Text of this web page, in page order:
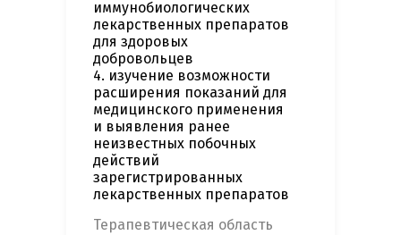
иммунобиологических
лекарственных препаратов
для здоровых
добровольцев
4. изучение возможности
расширения показаний для
медицинского применения
и выявления ранее
неизвестных побочных
действий
зарегистрированных
лекарственных препаратов
Терапевтическая область